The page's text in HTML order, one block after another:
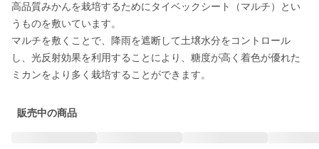
高品質みかんを栽培するためにタイベックシート（マルチ）とい
うものを敷いています。
マルチを敷くことで、降雨を遮断して土壌水分をコントロール
し、光反射効果を利用することにより、糖度が高く着色が優れた
ミカンをより多く栽培することができます。
販売中の商品